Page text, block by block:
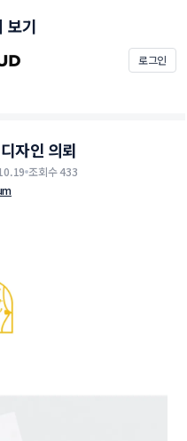
로그인
보기
자인 의뢰
조회수 433